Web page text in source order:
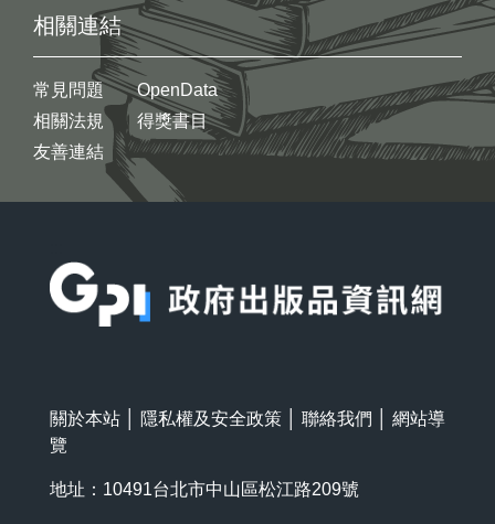
相關連結
常見問題
相關法規
友善連結
OpenData
得獎書目
關於本站 隱私權及安全政策 聯絡我們
網站導
覽
地址：10491台北市中山區松江路209號